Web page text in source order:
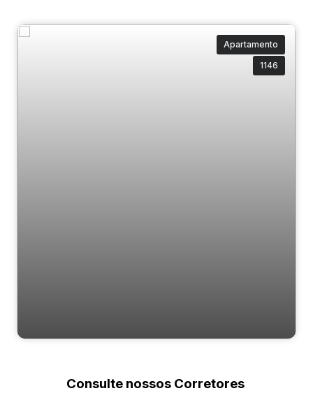
Apartamento
1146
Consulte nossos Corretores